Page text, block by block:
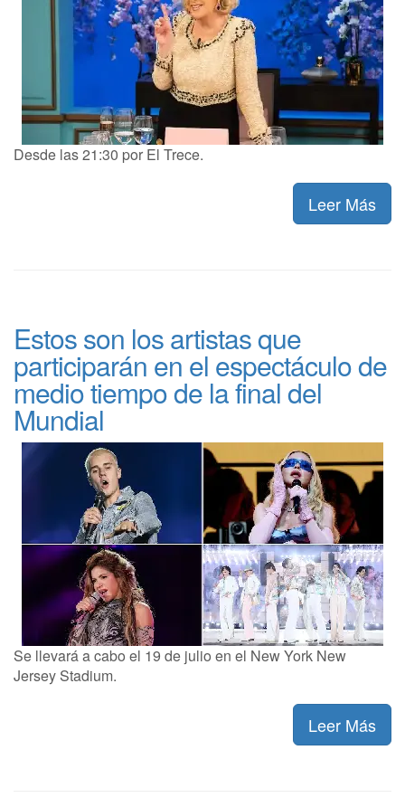
Desde las 21:30 por El Trece.
Leer Más
Estos son los artistas que
participarán en el espectáculo de
medio tiempo de la final del
Mundial
Se llevará a cabo el 19 de julio en el New York New
Jersey Stadium.
Leer Más